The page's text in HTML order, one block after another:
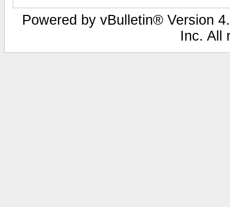
Powered by vBulletin® Version
Inc. All